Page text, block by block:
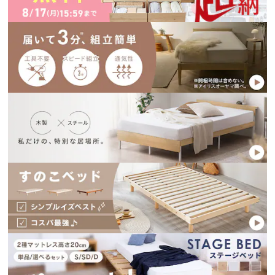
※ご確認ください
カートに入れる 購入手続きへ